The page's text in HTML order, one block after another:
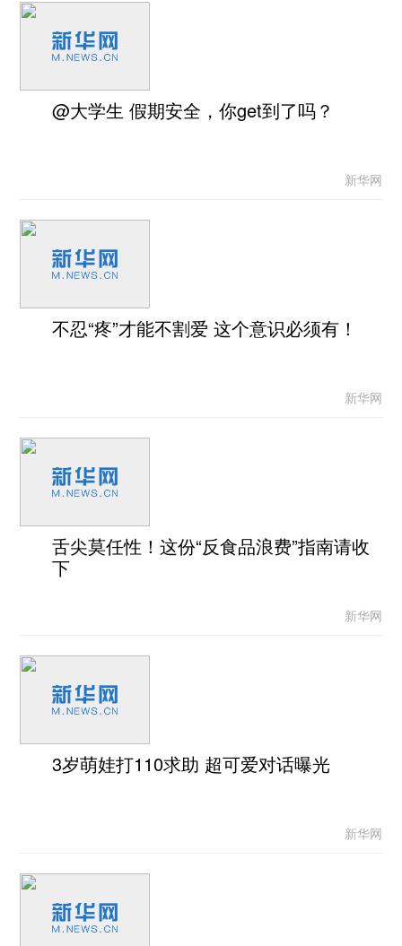
@大学生 假期安全，你get到了吗？
新华网
不忍“疼”才能不割爱 这个意识必须有！
新华网
舌尖莫任性！这份“反食品浪费”指南请收
下
新华网
3岁萌娃打110求助 超可爱对话曝光
新华网